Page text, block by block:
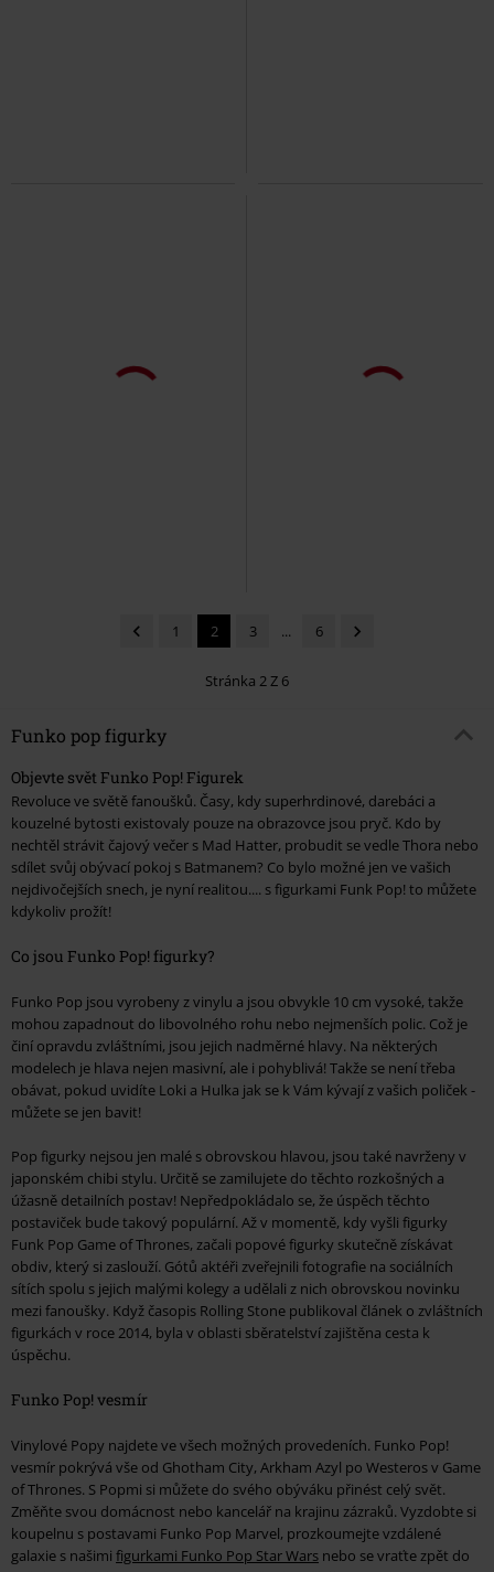
1 2 3 ... 6
Stránka 2 Z 6
Funko pop figurky
Objevte svět Funko Pop! Figurek
Revoluce ve světě fanoušků. Časy, kdy superhrdinové, darebáci a
kouzelné bytosti existovaly pouze na obrazovce jsou pryč. Kdo by
nechtěl strávit čajový večer s Mad Hatter, probudit se vedle Thora nebo
sdílet svůj obývací pokoj s Batmanem? Co bylo možné jen ve vašich
nejdivočejších snech, je nyní realitou.... s figurkami Funk Pop! to můžete
kdykoliv prožít!
Co jsou Funko Pop! figurky?
Funko Pop jsou vyrobeny z vinylu a jsou obvykle 10 cm vysoké, takže
mohou zapadnout do libovolného rohu nebo nejmenších polic. Což je
činí opravdu zvláštními, jsou jejich nadměrné hlavy. Na některých
modelech je hlava nejen masivní, ale i pohyblivá! Takže se není třeba
obávat, pokud uvidíte Loki a Hulka jak se k Vám kývají z vašich poliček -
můžete se jen bavit!
Pop figurky nejsou jen malé s obrovskou hlavou, jsou také navrženy v
japonském chibi stylu. Určitě se zamilujete do těchto rozkošných a
úžasně detailních postav! Nepředpokládalo se, že úspěch těchto
postaviček bude takový populární. Až v momentě, kdy vyšli figurky
Funk Pop Game of Thrones, začali popové figurky skutečně získávat
obdiv, který si zaslouží. Gótů aktéři zveřejnili fotografie na sociálních
sítích spolu s jejich malými kolegy a udělali z nich obrovskou novinku
mezi fanoušky. Když časopis Rolling Stone publikoval článek o zvláštních
figurkách v roce 2014, byla v oblasti sběratelství zajištěna cesta k
úspěchu.
Funko Pop! vesmír
Vinylové Popy najdete ve všech možných provedeních. Funko Pop!
vesmír pokrývá vše od Ghotham City, Arkham Azyl po Westeros v Game
of Thrones. S Popmi si můžete do svého obýváku přinést celý svět.
Změňte svou domácnost nebo kancelář na krajinu zázraků. Vyzdobte si
koupelnu s postavami Funko Pop Marvel, prozkoumejte vzdálené
galaxie s našimi figurkami Funko Pop Star Wars nebo se vraťte zpět do